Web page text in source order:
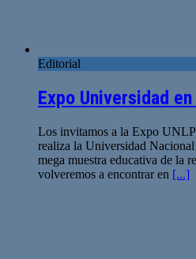
Editorial
Expo Universidad en
Los invitamos a la Expo
realiza la Universidad
mega muestra educativa de la
volveremos a encontrar en [...]